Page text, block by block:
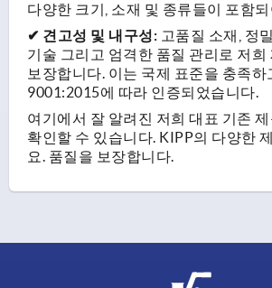
다양한 크기, 소재 및 종류들이 포함
✔ 견고성 및 내구성: 고품질 소재, 정
기술 그리고 엄격한 품질 관리로 저희
보장합니다. 이는 국제 표준을 충족하
9001:2015에 따라 인증되었습니다.
여기에서 잘 알려진 저희 대표 기존
확인할 수 있습니다. KIPP의 다양한
요. 품질을 보장합니다.